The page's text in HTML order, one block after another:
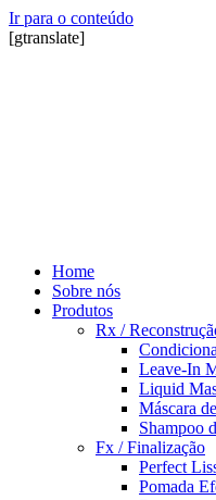
Ir para o conteúdo
[gtranslate]
Home
Sobre nós
Produtos
Rx /
Leave-In
Liquid
Máscara
Shampoo
Fx / Finalização
Perfect
Pomada